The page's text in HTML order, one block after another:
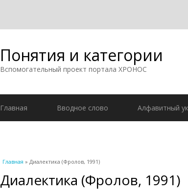
Понятия и категории
Вспомогательный проект портала ХРОНОС
Главная Вводное слово Алфавитный
Вы здесь
Главная » Диалектика (Фролов, 1991)
Диалектика (Фролов, 1991)